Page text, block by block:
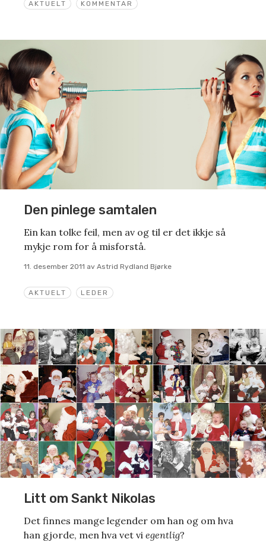
AKTUELT KOMMENTAR
AKTUELT LEDER
Den pinlege samtalen
Ein kan tolke feil, men av og til er det ikkje så
mykje rom for å misforstå.
11. desember 2011 av Astrid Rydland Bjørke
Litt om Sankt Nikolas
Det finnes mange legender om han og om hva
han gjorde, men hva vet vi egentlig?